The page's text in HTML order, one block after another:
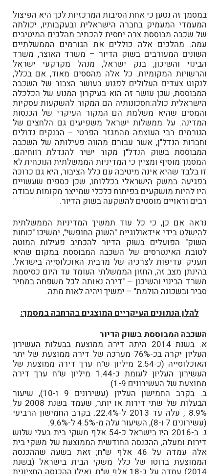
במסמך זה נטען כי אחת הסיבות המרכזיות לכך היא הפיצול
המעמדי המעמיק בחברה הישראלית ובעקבותיו, יכולתה
של שכבה מבוססת צרה יחסית להכתיב מהלכים המיטיבים
עמה. מהלכים אלה כוללים את הגורמים הממשלתיים
השונים המעורבים בשוק הדיור – משרד האוצר, משרד
הבינוי והשיכון, בנק ישראל, מנהל מקרקעי ישראל
והרשויות המקומיות. כל אלה מהססים מאוד, אם בכלל,
לנקוט צעדים העלולים לפגוע בעושר הצבור של השכבה
המבוססת, שכן עושר זה הוא בעיקרון המנוע של הכלכלה
הישראלית כולה:חסכונותיה הם המקור להשקעות עסקיות
והמסים שהיא משלמת הם המקור העיקרי של הכנסות
המדינה. על ממשלות ישראל משפיעים גם הלחצים של
הגורמים רבי העוצמה מהמגזר הפרטי – הבנקים גדולים
וחברות הנדל"ן, אשר עבורם מהווה פעילותה של השכבה
המבוססת בשוק הנדל"ן מקור ישיר להגדלת רווחיהם.
המסמך מוסיף ומציין כי המדיניות הממשלתית הנוכחית לא
זו בלבד שהיא אינה מיטיבה עם כלל הציבור, היא גם כרוכה
בפגיעה במשק הישראלי בכללותו, שכן כספים שעשויים
היו להיות מושקעים בפיתוח כלכלי שמייצר מקומות עבודה
רבים וראויים מוסטים להשקעה בשוק הדיור.
נראה אם כן, כי כל עוד תמשיך המדיניות הממשלתית
להישלט בידי אידאולוגיית "השוק החופשי", ימשיכו "כוחות
השוק" הפועלים בשוק הדיור להכתיב פעילות המוטה
לטובת האינטרסים של השכבה המבוססת במקום שהיא
תעניק עדיפות לצרכיה של מרבית האוכלוסייה בישראל.
בהינתן מצב זה, החזון הממשלתי העומד עד היום כסיסמת
משרד הבינוי והשיכון – "דירה נאותה לכל משפחה במחיר
סביר ובשכונה הולמת" – ימשיך ויהיה לאות מתה.
להלן הנתונים העיקריים המוצגים בהרחבה במסמך:
השכבה המבוססת בשוק הדיור
א. בשנת 2014 היתה דירה ממוצעת בבעלות העשירון
העליון יקרה בכ-76% מערכה של דירה ממוצעת של יתר
האוכלוסייה (כ-2.54 מיליון ש"ח ערך דירה ממוצעת של
העשירון העליון לעומת כ-1.44 מיליון ש"ח ערך דירה
ממוצעת של העשירונים 1-9).
ב. בקרב החמישון העליון (עשירונים 9 ו-10), שיעור
הבעלות של שתי דירות או יותר, שעמד בשנת 2008 על
8.9% , עלה עד 2013 ל-22.4%. בקרב החמישון הרביעי
(עשירונים 7 ו-8), השיעור עלה מ-4.5% ל-9.6%.
ג. ב-2016 היו בישראל כ-54 אלף משקי בית בעלי שלוש
דירות ומעלה; ההכנסה החודשית הממוצעת של משקי בית
אלה עמדה על 46 אלף ש"ח; זאת בשעה שההכנסה
הממוצעת ברוטו של כלל משקי הבית בישראל (בשנת